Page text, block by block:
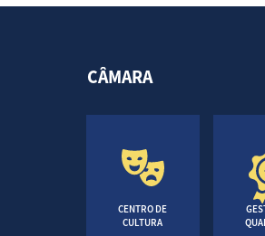
CÂMARA
CENTRO DE
CULTURA